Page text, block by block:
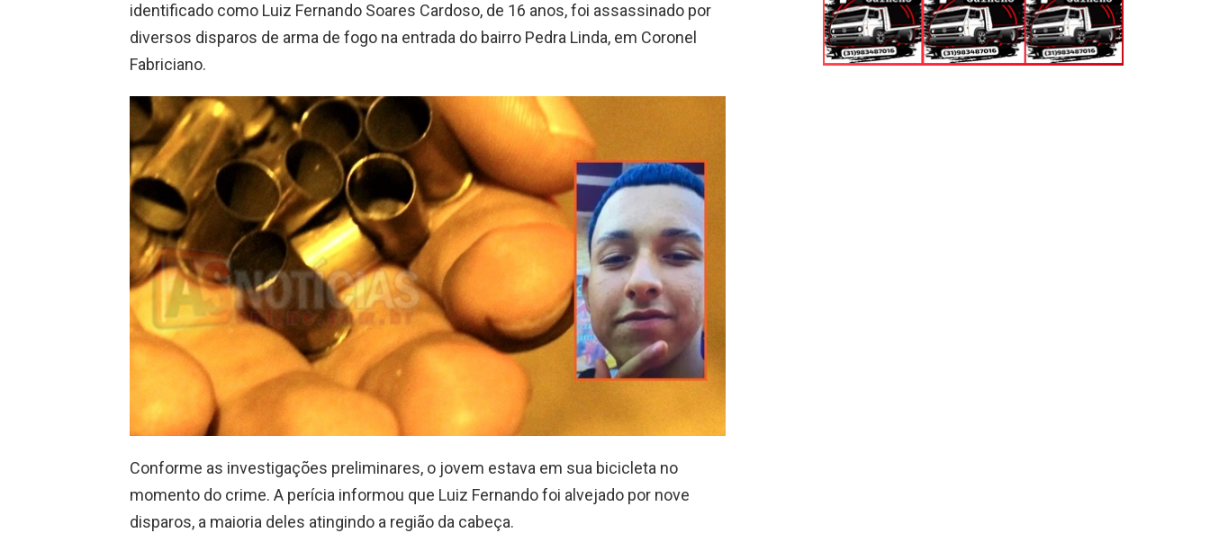
identificado como Luiz Fernando Soares Cardoso, de 16 anos, foi assassinado por
diversos disparos de arma de fogo na entrada do bairro Pedra Linda, em Coronel
Fabriciano.
Conforme as investigações preliminares, o jovem estava em sua bicicleta no
momento do crime. A perícia informou que Luiz Fernando foi alvejado por nove
disparos, a maioria deles atingindo a região da cabeça.